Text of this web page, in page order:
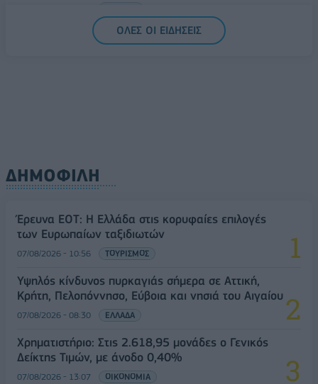
ΟΛΕΣ ΟΙ ΕΙΔΗΣΕΙΣ
ΔΗΜΟΦΙΛΗ
Έρευνα ΕΟΤ: Η Ελλάδα στις κορυφαίες επιλογές
των Ευρωπαίων ταξιδιωτών
07/08/2026 - 10:56 ΤΟΥΡΙΣΜΟΣ
Υψηλός κίνδυνος πυρκαγιάς σήμερα σε Αττική,
Κρήτη, Πελοπόννησο, Εύβοια και νησιά του Αιγαίου
07/08/2026 - 08:30 ΕΛΛΑΔΑ
Χρηματιστήριο: Στις 2.618,95 μονάδες ο Γενικός
Δείκτης Τιμών, με άνοδο 0,40%
07/08/2026 - 13:07 ΟΙΚΟΝΟΜΙΑ